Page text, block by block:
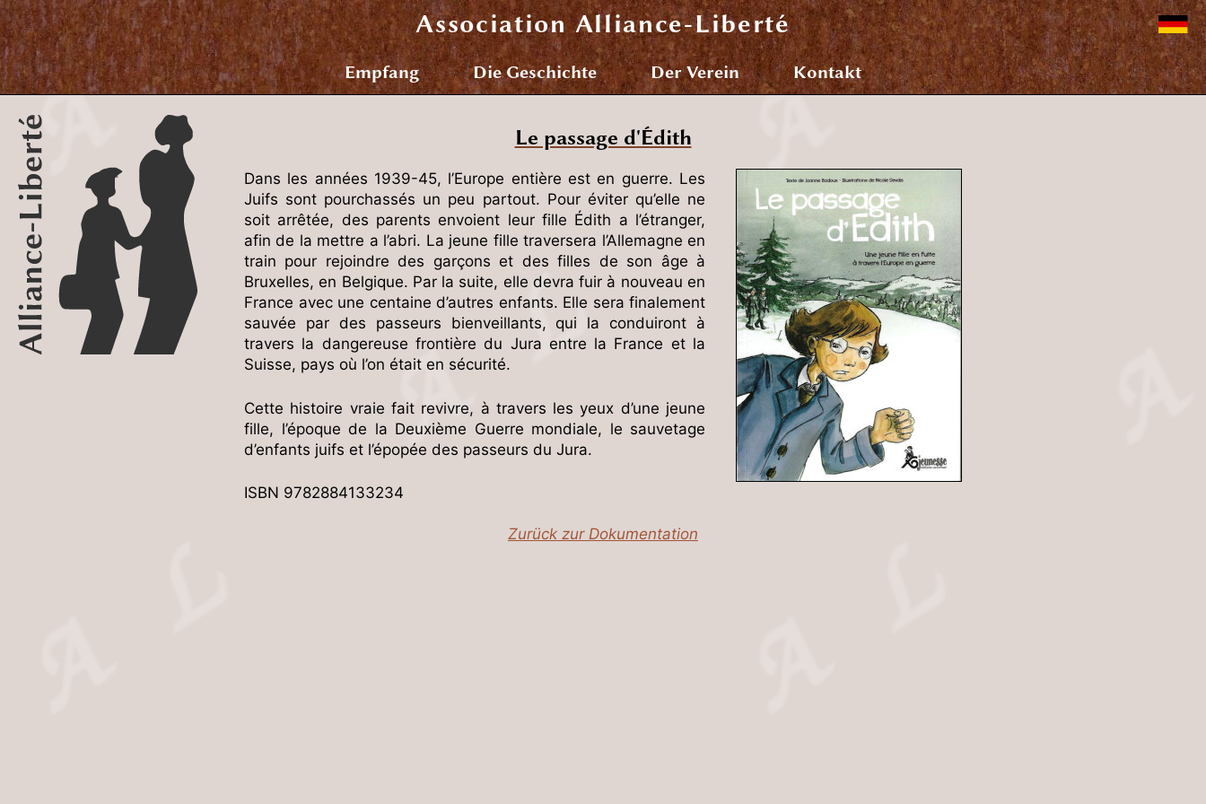
AssociationAlliance-Liberté
Empfang Die Geschichte Der Verein Kontakt
Le passage d'Édith
Dans les années 1939-45, l’Europe entière est en guerre. Les
Juifs sont pourchassés un peu partout. Pour éviter qu’elle ne
soit arrêtée, des parents envoient leur fille Édith a l’étranger,
afin de la mettre a l’abri. La jeune fille traversera l’Allemagne en
train pour rejoindre des garçons et des filles de son âge à
Bruxelles, en Belgique. Par la suite, elle devra fuir à nouveau en
France avec une centaine d’autres enfants. Elle sera finalement
sauvée par des passeurs bienveillants, qui la conduiront à
travers la dangereuse frontière du Jura entre la France et la
Suisse, pays où l’on était en sécurité.
Cette histoire vraie fait revivre, à travers les yeux d’une jeune
fille, l’époque de la Deuxième Guerre mondiale, le sauvetage
d’enfants juifs et l’épopée des passeurs du Jura.
ISBN 9782884133234
Zurück zur Dokumentation